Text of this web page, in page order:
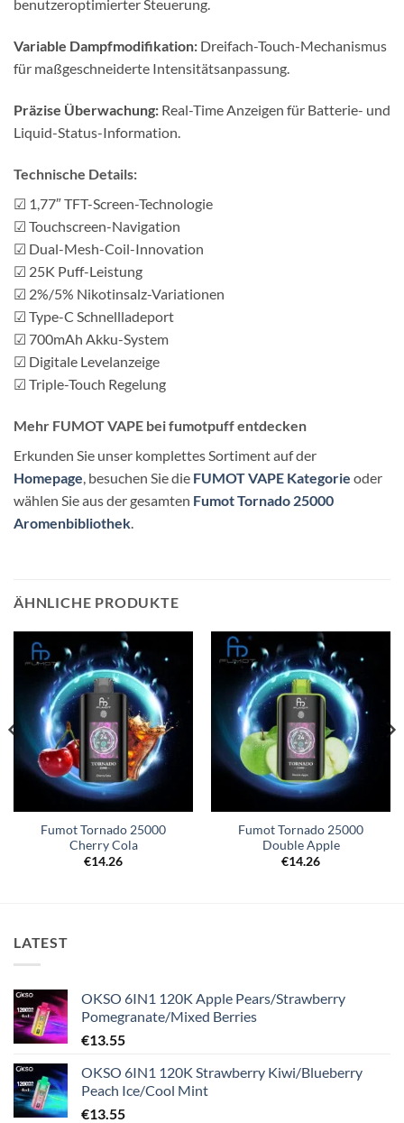
benutzeroptimierter Steuerung.
Variable Dampfmodifikation: Dreifach-Touch-Mechanismus
für maßgeschneiderte Intensitätsanpassung.
Präzise Überwachung: Real-Time Anzeigen für Batterie- und
Liquid-Status-Information.
Technische Details:
☑ 1,77″ TFT-Screen-Technologie
☑ Touchscreen-Navigation
☑ Dual-Mesh-Coil-Innovation
☑ 25K Puff-Leistung
☑ 2%/5% Nikotinsalz-Variationen
☑ Type-C Schnellladeport
☑ 700mAh Akku-System
☑ Digitale Levelanzeige
☑ Triple-Touch Regelung
Mehr FUMOT VAPE bei fumotpuff entdecken
Erkunden Sie unser komplettes Sortiment auf der
Homepage , besuchen Sie die FUMOT VAPE Kategorie oder
wählen Sie aus der gesamten Fumot Tornado 25000
Aromenbibliothek
ÄHNLICHE PRODUKTE
Fumot Tornado 25000
Cherry Cola
€14.26
Fumot Tornado 25000
Double Apple
€14.26
LATEST
OKSO 6IN1 120K Apple Pears/Strawberry
Pomegranate/Mixed Berries
€13.55
OKSO 6IN1 120K Strawberry Kiwi/Blueberry
Peach Ice/Cool Mint
€13.55